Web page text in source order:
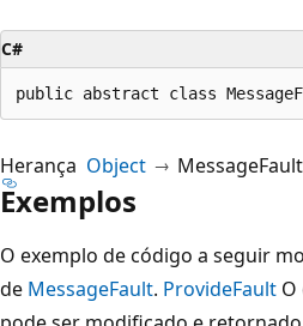
C#
public abstract class
Herança Object MessageFault
Exemplos
O exemplo de código a seguir
de MessageFault. ProvideFault